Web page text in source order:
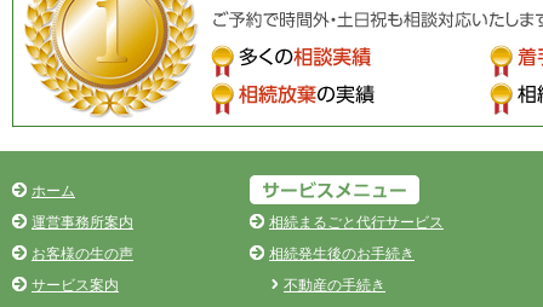
ホーム
運営事務所案内
お客様の生の声
サービス案内
相続まるごと代行サービス
相続発生後のお手続き
不動産の手続き